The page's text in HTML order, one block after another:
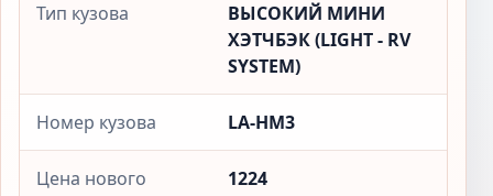
Тип кузова
ВЫСОКИЙ МИНИ
ХЭТЧБЭК (LIGHT - RV
SYSTEM)
Номер кузова LA-HM3
Цена нового
1224